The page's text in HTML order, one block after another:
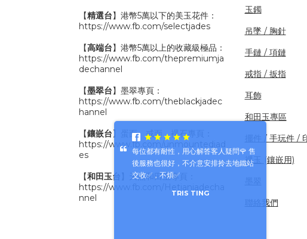
【精選台】港幣5萬以下的美玉花件：
https://www.fb.com/selectjades
【高端台】港幣5萬以上的收藏級極品：
https://www.fb.com/thepremiumja
dechannel
【墨翠台】墨翠專頁：
https://www.fb.com/theblackjadec
hannel
【鑲嵌台】蛋面、戒面、裸石專頁：
https://www.fb.com/unmountedjad
es
【和田玉台
】天然和田玉專頁：
https://www.fb.com/Hetianjadecha
nnel
玉鐲
吊墜 / 胸針
手鏈 / 項鏈
戒指 / 扳指
耳飾
和田玉專區
擺件 / 手玩件 /
裸玉 (鑲嵌用)
聯絡我們
每位都有耐性，用心解答客人疑問🌹 售
後服務也很好，不介意安排拎去地鐵站
交收✅，不煩✅
TRIS TING
紫的紫羅